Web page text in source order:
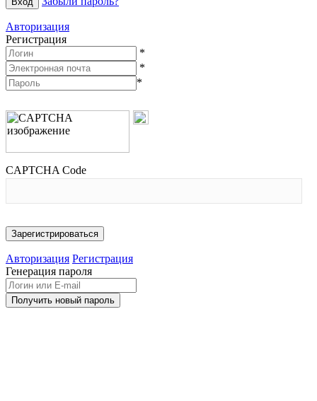
Авторизация
Регистрация
*
*
*
CAPTCHA Code
Авторизация Регистрация
Генерация пароля